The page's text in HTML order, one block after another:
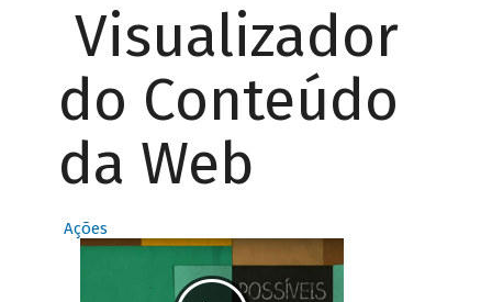
Visualizador
do Conteúdo
da Web
Ações